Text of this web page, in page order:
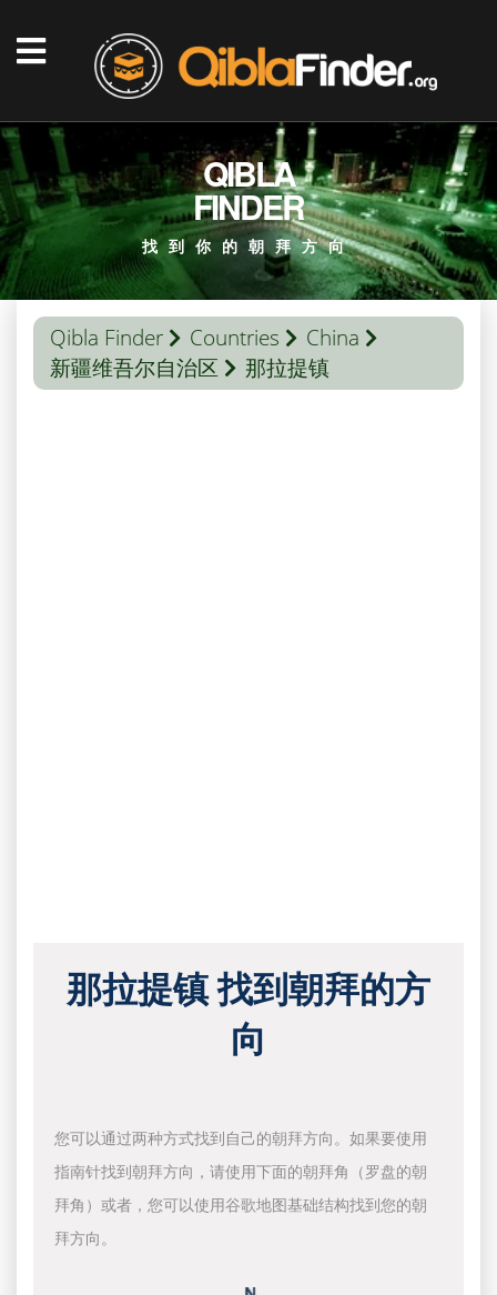
QIBLA
FINDER
找到你的朝拜方向
Qibla Finder Countries
China
新疆维吾尔自治区
那拉提镇
那拉提镇 找到朝拜的方
向
您可以通过两种方式找到自己的朝拜方向。如果要使用
指南针找到朝拜方向，请使用下面的朝拜角（罗盘的朝
拜角）或者，您可以使用谷歌地图基础结构找到您的朝
拜方向。